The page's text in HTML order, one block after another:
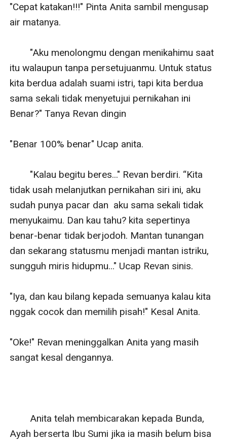
"Cepat katakan!!!" Pinta Anita sambil mengusap
air matanya.
"Aku menolongmu dengan menikahimu saat
itu walaupun tanpa persetujuanmu. Untuk status
kita berdua adalah suami istri, tapi kita berdua
sama sekali tidak menyetujui pernikahan ini
Benar?" Tanya Revan dingin
"Benar 100% benar" Ucap anita.
"Kalau begitu beres..." Revan berdiri. “Kita
tidak usah melanjutkan pernikahan siri ini, aku
sudah punya pacar dan  aku sama sekali tidak
menyukaimu. Dan kau tahu? kita sepertinya
benar-benar tidak berjodoh. Mantan tunangan
dan sekarang statusmu menjadi mantan istriku,
sungguh miris hidupmu..." Ucap Revan sinis.
"Iya, dan kau bilang kepada semuanya kalau kita
nggak cocok dan memilih pisah!" Kesal Anita.
"Oke!" Revan meninggalkan Anita yang masih
sangat kesal dengannya.
Anita telah membicarakan kepada Bunda,
Ayah berserta Ibu Sumi jika ia masih belum bisa